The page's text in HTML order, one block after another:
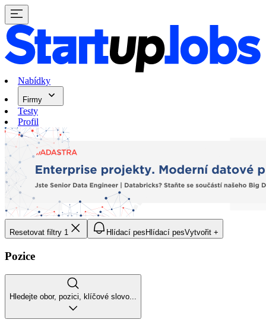
Nabídky
Firmy
Testy
Profil
Resetovat filtry 1 Hlídací pes Hlídací pesVytvořit +
Pozice
Hledejte obor, pozici, klíčové slovo...